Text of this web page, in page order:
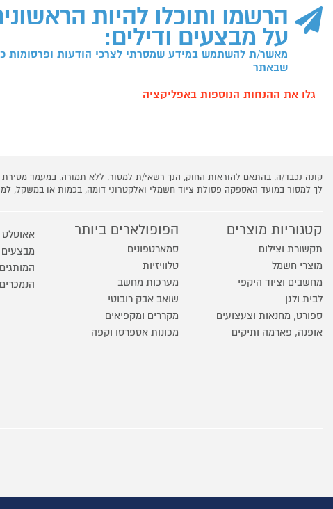
הרשמו ותוכלו להיות
על מבצעים ודילים:
מאשר/ת להשתמש במידע שמסרתי לצרכי הודעות ופרסומות
שבאתר
גלו את ההנחות הנוספות באפליקציה
קונה נכבד/ה, בהתאם להוראות החוק, הנך רשאי/ת למסור, ללא תמורה, במעמד
לך למסור במועד האספקה פסולת ציוד חשמלי ואלקטרוני דומה, בכמות או
קטגוריות מוצרים
תקשורת וצילום
מוצרי חשמל
מחשבים וציוד היקפי
לבית ולגן
ספורט, מחנאות וצעצועים
אופנה, פארמה ותיקים
הפופולארים ביותר
סמארטפונים
טלוויזיות
מערכות מחשב
שואב אבק רובוטי
מקררים ומקפיאים
מכונות אספרסו וקפה
אאוטלט
מבצעים